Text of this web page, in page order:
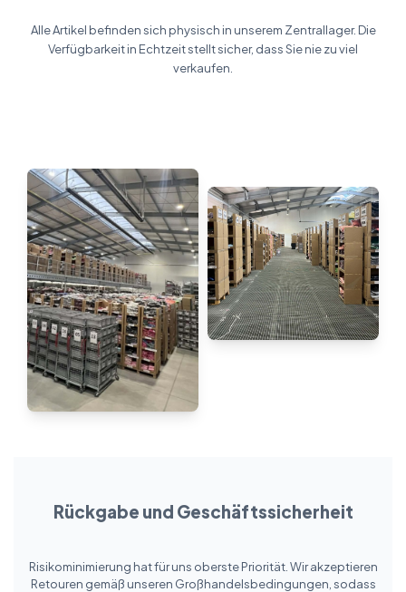
Alle Artikel befinden sich physisch in unserem Zentrallager. Die
Verfügbarkeit in Echtzeit stellt sicher, dass Sie nie zu viel
verkaufen.
Rückgabe und Geschäftssicherheit
Risikominimierung hat für uns oberste Priorität. Wir akzeptieren
Retouren gemäß unseren Großhandelsbedingungen, sodass